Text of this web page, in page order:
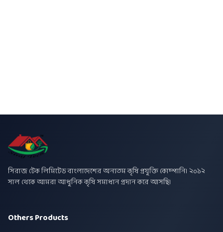
সিরাজ টেক লিমিটেড বাংলাদেশের অন্যতম কৃষি প্রযুক্তি কোম্পানি। ২০১২
সাল থেকে আমরা আধুনিক কৃষি সমাধান প্রদান করে আসছি।
Others Products